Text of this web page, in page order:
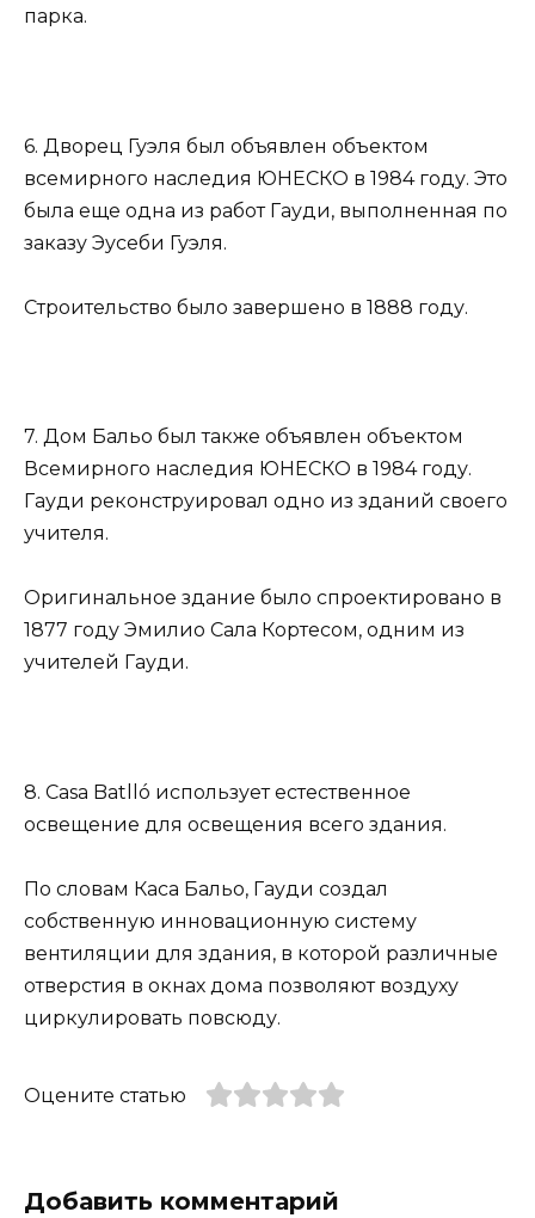
парка.
6. Дворец Гуэля был объявлен объектом
всемирного наследия ЮНЕСКО в 1984 году. Это
была еще одна из работ Гауди, выполненная по
заказу Эусеби Гуэля.
Строительство было завершено в 1888 году.
7. Дом Бальо был также объявлен объектом
Всемирного наследия ЮНЕСКО в 1984 году.
Гауди реконструировал одно из зданий своего
учителя.
Оригинальное здание было спроектировано в
1877 году Эмилио Сала Кортесом, одним из
учителей Гауди.
8. Casa Batlló использует естественное
освещение для освещения всего здания.
По словам Каса Бальо, Гауди создал
собственную инновационную систему
вентиляции для здания, в которой различные
отверстия в окнах дома позволяют воздуху
циркулировать повсюду.
Оцените статью
Добавить комментарий